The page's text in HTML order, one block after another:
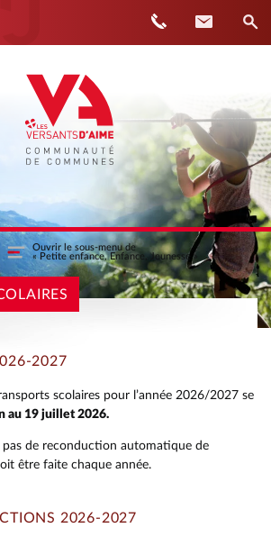
Téléphone Contact
JEUNESSE
Ouvrir le sous-menu de
« Petite enfance, Enfance, Jeunesse »
2027
scolaires pour l’année 2026/2027 se
au 19 juillet 2026.
pas de reconduction automatique de
être faite chaque année.
2026-2027